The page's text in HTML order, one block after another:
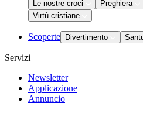
Le nostre croci
Preghiera
Virtù cristiane
Scoperte Divertimento
Servizi
Newsletter
Applicazione
Annuncio